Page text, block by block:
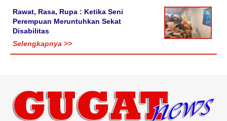
Rawat, Rasa, Rupa : Ketika Seni
Perempuan Meruntuhkan Sekat
Disabilitas
Selengkapnya >>